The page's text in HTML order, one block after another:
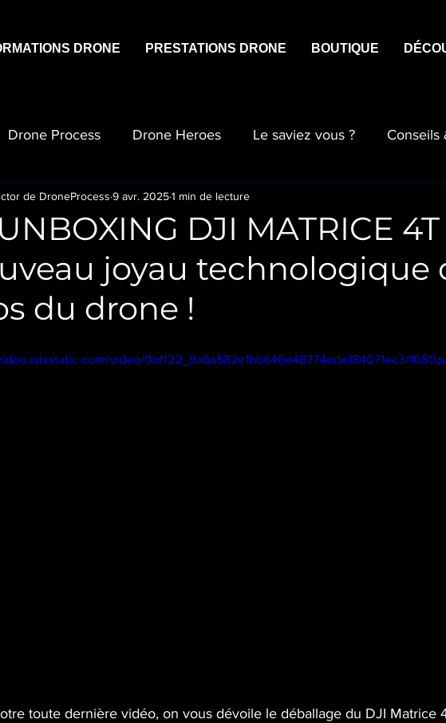
DRONE PRESTATIONS DRONE BOUTIQUE
Drone Process Drone Heroes Le saviez vous ? Conseils
DJI MATRICE 4T
joyau technologique
du drone !
de DroneProcess 9 avr. 20251 min de lecture
video/0bff22_9a6a582e1bb646e48774ede184071ec3/
toute dernière vidéo, on vous dévoile le déballage du DJI Matrice